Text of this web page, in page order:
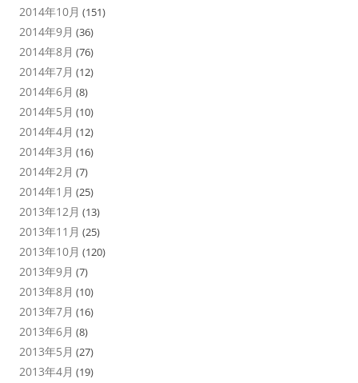
2014年10月 (151)
2014年9月 (36)
2014年8月 (76)
2014年7月 (12)
2014年6月 (8)
2014年5月 (10)
2014年4月 (12)
2014年3月 (16)
2014年2月 (7)
2014年1月 (25)
2013年12月 (13)
2013年11月 (25)
2013年10月 (120)
2013年9月 (7)
2013年8月 (10)
2013年7月 (16)
2013年6月 (8)
2013年5月 (27)
2013年4月 (19)